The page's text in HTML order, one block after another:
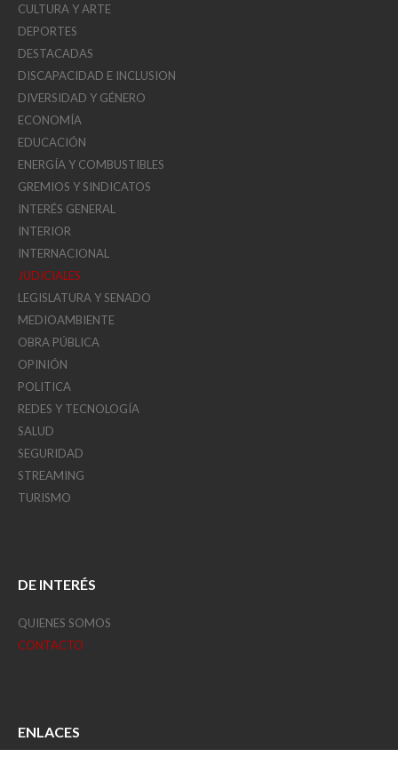
CULTURA Y ARTE
DEPORTES
DESTACADAS
DISCAPACIDAD E INCLUSION
DIVERSIDAD Y GÉNERO
ECONOMÍA
EDUCACIÓN
ENERGÍA Y COMBUSTIBLES
GREMIOS Y SINDICATOS
INTERÉS GENERAL
INTERIOR
INTERNACIONAL
JUDICIALES
LEGISLATURA Y SENADO
MEDIOAMBIENTE
OBRA PÚBLICA
OPINIÓN
POLITICA
REDES Y TECNOLOGÍA
SALUD
SEGURIDAD
STREAMING
TURISMO
DE INTERÉS
QUIENES SOMOS
CONTACTO
ENLACES